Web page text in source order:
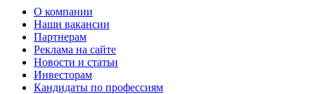
О компании
Наши вакансии
Партнерам
Реклама на сайте
Новости и статьи
Инвесторам
Кандидаты по профессиям